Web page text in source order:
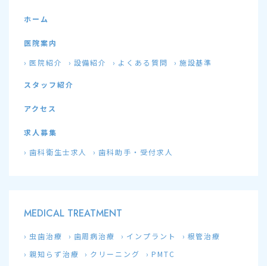
ホーム
医院案内
医院紹介
設備紹介 よくある質問 施設基準
スタッフ紹介
アクセス
求人募集
歯科衛生士求人
歯科助手・受付求人
MEDICAL TREATMENT
虫歯治療 歯周病治療 インプラント
根管治療
親知らず治療
クリーニング
PMTC